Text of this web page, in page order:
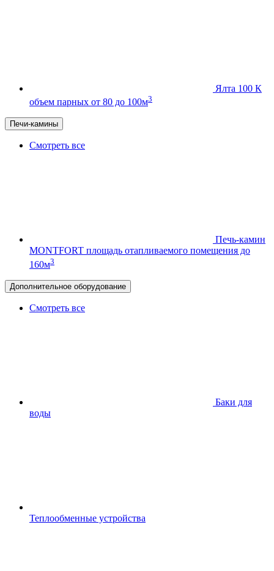
Ялта 100 К
объем парных от 80 до 100м3
Печи-камины
Смотреть все
Печь-камин
MONTFORT площадь отапливаемого помещения до
160м3
Дополнительное оборудование
Смотреть все
Баки для
воды
Теплообменные устройства